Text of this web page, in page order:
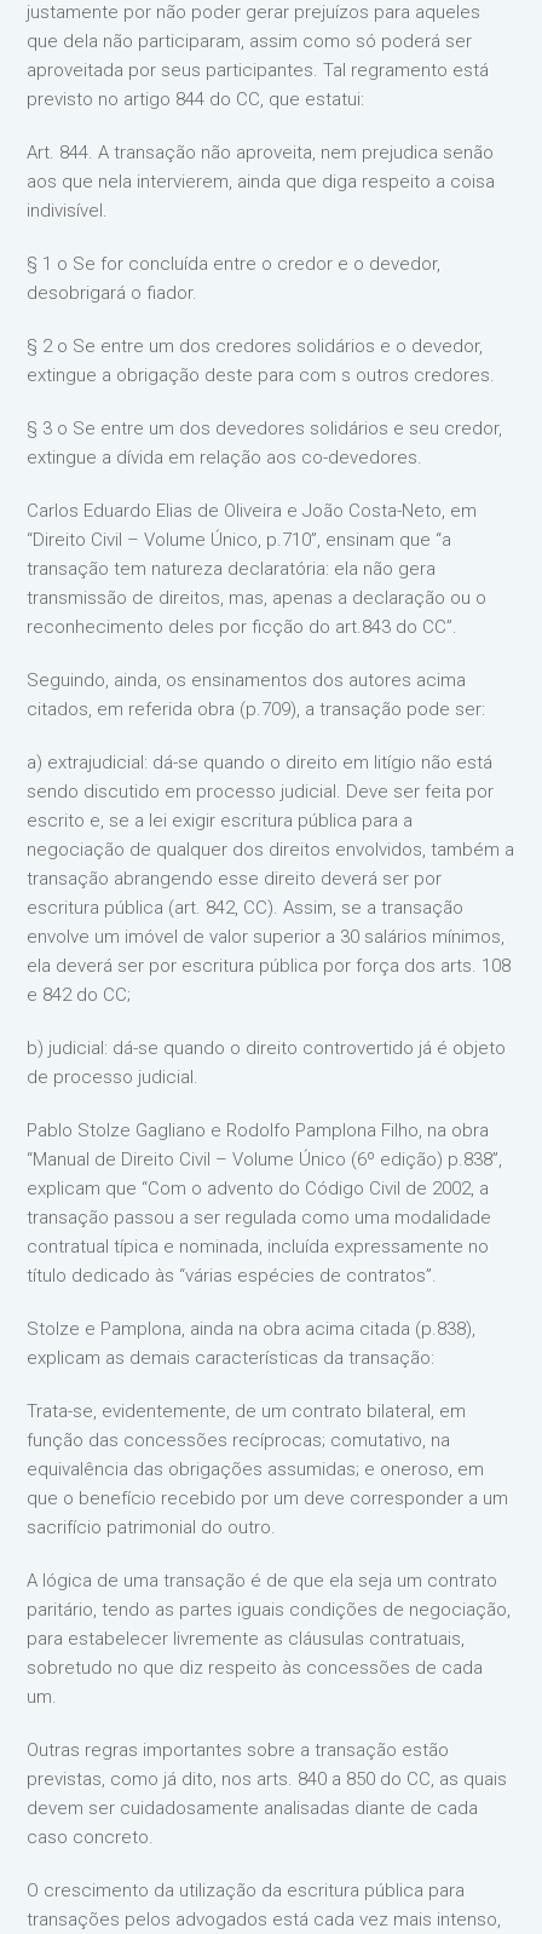
justamente por não poder gerar prejuízos para aqueles
que dela não participaram, assim como só poderá ser
aproveitada por seus participantes. Tal regramento está
previsto no artigo 844 do CC, que estatui:
Art. 844. A transação não aproveita, nem prejudica senão
aos que nela intervierem, ainda que diga respeito a coisa
indivisível.
§ 1 o Se for concluída entre o credor e o devedor,
desobrigará o fiador.
§ 2 o Se entre um dos credores solidários e o devedor,
extingue a obrigação deste para com s outros credores.
§ 3 o Se entre um dos devedores solidários e seu credor,
extingue a dívida em relação aos co-devedores.
Carlos Eduardo Elias de Oliveira e João Costa-Neto, em
“Direito Civil – Volume Único, p.710”, ensinam que “a
transação tem natureza declaratória: ela não gera
transmissão de direitos, mas, apenas a declaração ou o
reconhecimento deles por ficção do art.843 do CC”.
Seguindo, ainda, os ensinamentos dos autores acima
citados, em referida obra (p.709), a transação pode ser:
a) extrajudicial: dá-se quando o direito em litígio não está
sendo discutido em processo judicial. Deve ser feita por
escrito e, se a lei exigir escritura pública para a
negociação de qualquer dos direitos envolvidos, também a
transação abrangendo esse direito deverá ser por
escritura pública (art. 842, CC). Assim, se a transação
envolve um imóvel de valor superior a 30 salários mínimos,
ela deverá ser por escritura pública por força dos arts. 108
e 842 do CC;
b) judicial: dá-se quando o direito controvertido já é objeto
de processo judicial.
Pablo Stolze Gagliano e Rodolfo Pamplona Filho, na obra
“Manual de Direito Civil – Volume Único (6º edição) p.838”,
explicam que “Com o advento do Código Civil de 2002, a
transação passou a ser regulada como uma modalidade
contratual típica e nominada, incluída expressamente no
título dedicado às “várias espécies de contratos”.
Stolze e Pamplona, ainda na obra acima citada (p.838),
explicam as demais características da transação:
Trata-se, evidentemente, de um contrato bilateral, em
função das concessões recíprocas; comutativo, na
equivalência das obrigações assumidas; e oneroso, em
que o benefício recebido por um deve corresponder a um
sacrifício patrimonial do outro.
A lógica de uma transação é de que ela seja um contrato
paritário, tendo as partes iguais condições de negociação,
para estabelecer livremente as cláusulas contratuais,
sobretudo no que diz respeito às concessões de cada
um.
Outras regras importantes sobre a transação estão
previstas, como já dito, nos arts. 840 a 850 do CC, as quais
devem ser cuidadosamente analisadas diante de cada
caso concreto.
O crescimento da utilização da escritura pública para
transações pelos advogados está cada vez mais intenso,